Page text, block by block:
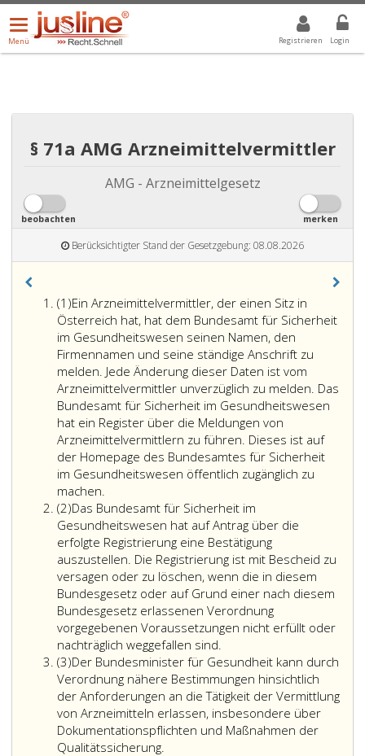
Registrieren Login
Menü
öffnen/schließen
Menü
ALLE DROPDOWN: GEWÄHLTER WERT IST ALLE
§ 71a AMG Arzneimittelvermittler
AMG - Arzneimittelgesetz
beobachten merken
Berücksichtigter Stand der Gesetzgebung: 08.08.2026
(1)Absatz
eins
Ein Arzneimittelvermittler, der einen Sitz in
Österreich hat, hat dem Bundesamt für Sicherheit
im Gesundheitswesen seinen Namen, den
Firmennamen und seine ständige Anschrift zu
melden. Jede Änderung dieser Daten ist vom
Arzneimittelvermittler unverzüglich zu melden. Das
Bundesamt für Sicherheit im Gesundheitswesen
hat ein Register über die Meldungen von
Arzneimittelvermittlern zu führen. Dieses ist auf
der Homepage des Bundesamtes für Sicherheit
im Gesundheitswesen öffentlich zugänglich zu
machen.
(2)Absatz
2
Das Bundesamt für Sicherheit im
Gesundheitswesen hat auf Antrag über die
erfolgte Registrierung eine Bestätigung
auszustellen. Die Registrierung ist mit Bescheid zu
versagen oder zu löschen, wenn die in diesem
Bundesgesetz oder auf Grund einer nach diesem
Bundesgesetz erlassenen Verordnung
vorgegebenen Voraussetzungen nicht erfüllt oder
nachträglich weggefallen sind.
(3)Absatz
3
Der Bundesminister für Gesundheit kann durch
Verordnung nähere Bestimmungen hinsichtlich
der Anforderungen an die Tätigkeit der Vermittlung
von Arzneimitteln erlassen, insbesondere über
Dokumentationspflichten und Maßnahmen der
Qualitätssicherung.